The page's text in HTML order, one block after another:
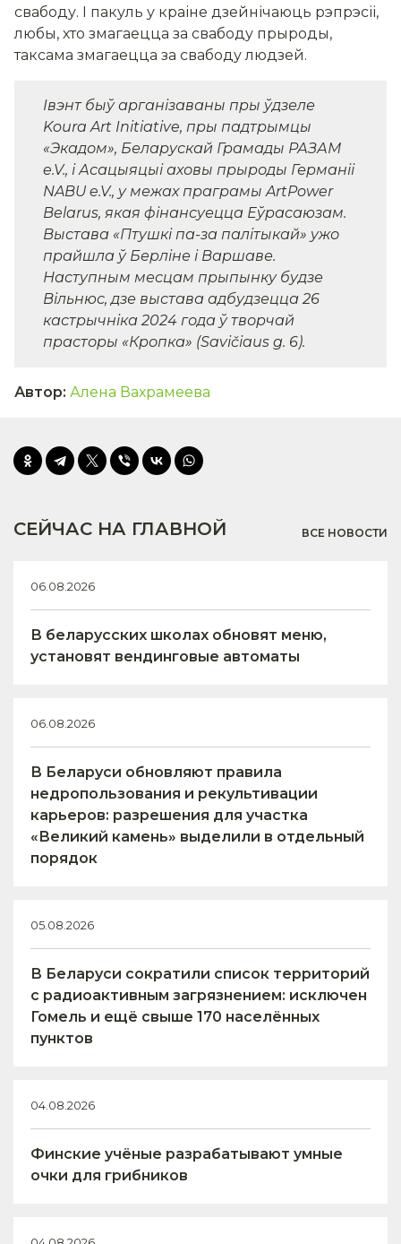
свабоду. І пакуль у краіне дзейнічаюць рэпрэсіі,
любы, хто змагаецца за свабоду прыроды,
таксама змагаецца за свабоду людзей.
Івэнт быў арганізаваны пры ўдзеле
Koura Art Initiative, пры падтрымцы
«Экадом», Беларускай Грамады РАЗАМ
e.V., і Асацыяцыі аховы прыроды Германіі
NABU e.V., у межах праграмы ArtPower
Belarus, якая фінансуецца Еўрасаюзам.
Выстава «Птушкі па-за палітыкай» ужо
прайшла ў Берліне і Варшаве.
Наступным месцам прыпынку будзе
Вільнюс, дзе выстава адбудзецца 26
кастрычніка 2024 года ў творчай
прасторы «Кропка» (Savičiaus g. 6).
Автор: Алена Вахрамеева
СЕЙЧАС НА ГЛАВНОЙ ВСЕ НОВОСТИ
06.08.2026
В беларусских школах обновят меню,
установят вендинговые автоматы
06.08.2026
В Беларуси обновляют правила
недропользования и рекультивации
карьеров: разрешения для участка
«Великий камень» выделили в отдельный
порядок
05.08.2026
В Беларуси сократили список территорий
с радиоактивным загрязнением: исключен
Гомель и ещё свыше 170 населённых
пунктов
04.08.2026
Финские учёные разрабатывают умные
очки для грибников